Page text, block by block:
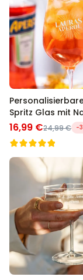
mit
mit
und
Spritz Glas mit
16,99 €24,99 € -